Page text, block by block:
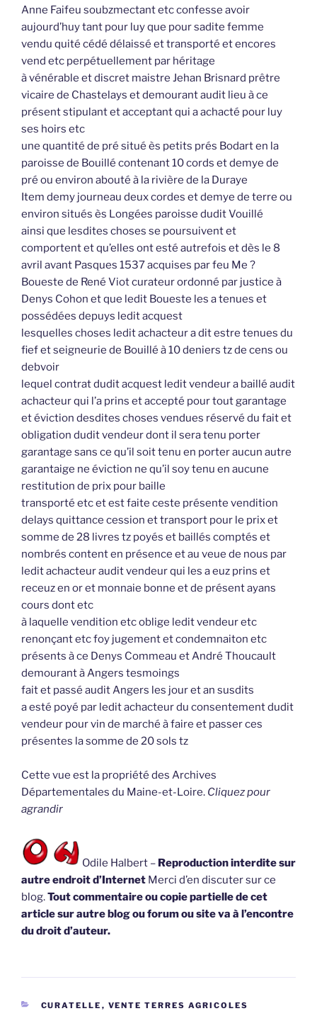
Anne Faifeu soubzmectant etc confesse avoir
aujourd’huy tant pour luy que pour sadite femme
vendu quité cédé délaissé et transporté et encores
vend etc perpétuellement par héritage
à vénérable et discret maistre Jehan Brisnard prêtre
vicaire de Chastelays et demourant audit lieu à ce
présent stipulant et acceptant qui a achacté pour luy
ses hoirs etc
une quantité de pré situé ès petits prés Bodart en la
paroisse de Bouillé contenant 10 cords et demye de
pré ou environ abouté à la rivière de la Duraye
Item demy journeau deux cordes et demye de terre ou
environ situés ès Longées paroisse dudit Vouillé
ainsi que lesdites choses se poursuivent et
comportent et qu’elles ont esté autrefois et dès le 8
avril avant Pasques 1537 acquises par feu Me ?
Boueste de René Viot curateur ordonné par justice à
Denys Cohon et que ledit Boueste les a tenues et
possédées depuys ledit acquest
lesquelles choses ledit achacteur a dit estre tenues du
fief et seigneurie de Bouillé à 10 deniers tz de cens ou
debvoir
lequel contrat dudit acquest ledit vendeur a baillé audit
achacteur qui l’a prins et accepté pour tout garantage
et éviction desdites choses vendues réservé du fait et
obligation dudit vendeur dont il sera tenu porter
garantage sans ce qu’il soit tenu en porter aucun autre
garantaige ne éviction ne qu’il soy tenu en aucune
restitution de prix pour baille
transporté etc et est faite ceste présente vendition
delays quittance cession et transport pour le prix et
somme de 28 livres tz poyés et baillés comptés et
nombrés content en présence et au veue de nous par
ledit achacteur audit vendeur qui les a euz prins et
receuz en or et monnaie bonne et de présent ayans
cours dont etc
à laquelle vendition etc oblige ledit vendeur etc
renonçant etc foy jugement et condemnaiton etc
présents à ce Denys Commeau et André Thoucault
demourant à Angers tesmoings
fait et passé audit Angers les jour et an susdits
a esté poyé par ledit achacteur du consentement dudit
vendeur pour vin de marché à faire et passer ces
présentes la somme de 20 sols tz
Cette vue est la propriété des Archives
Départementales du Maine-et-Loire. Cliquez pour
agrandir
Odile Halbert – Reproduction interdite sur
autre endroit d’Internet Merci d’en discuter sur ce
blog.Tout commentaire ou copie partielle de cet
article sur autre blog ou forum ou site va à l’encontre
du droit d’auteur.
CATÉGORIES
CURATELLE , VENTE TERRES AGRICOLES